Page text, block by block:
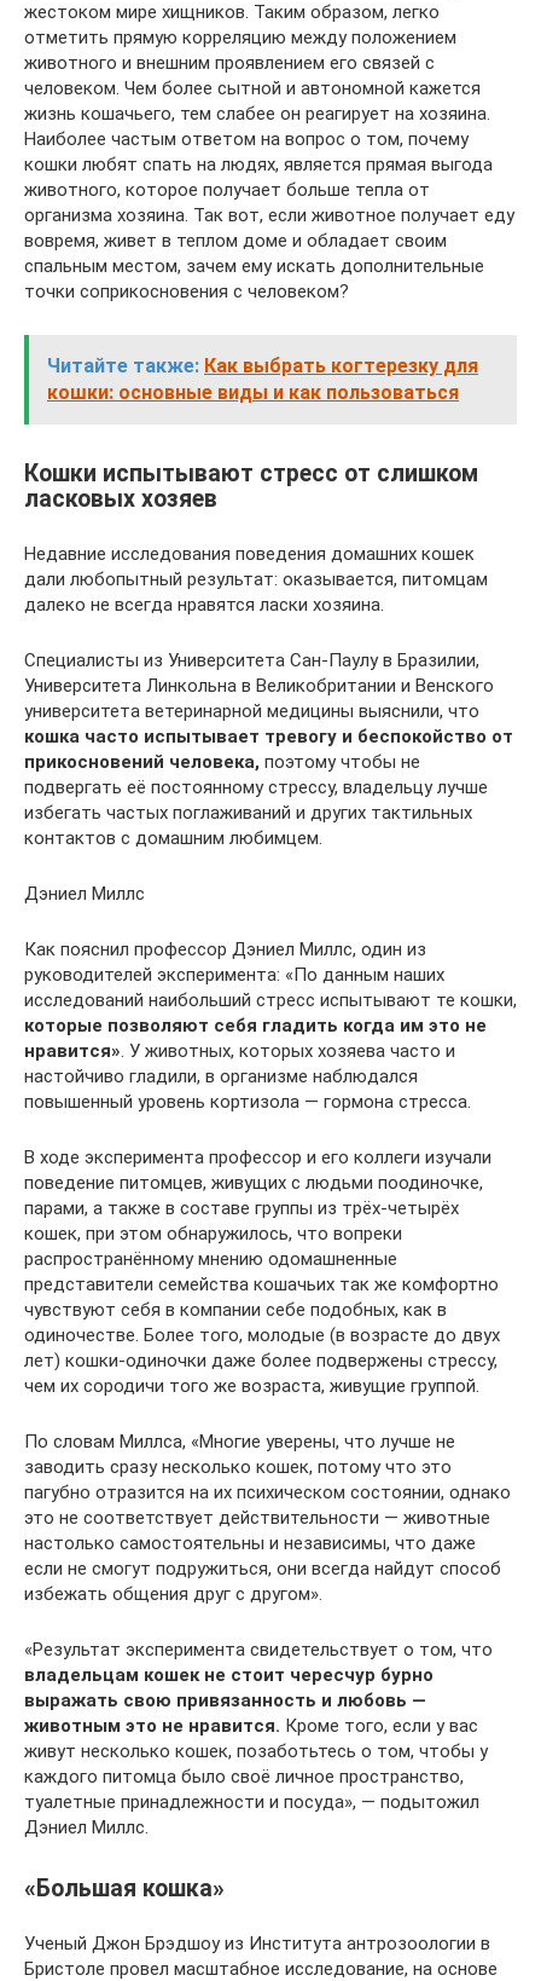
жестоком мире хищников. Таким образом, легко
отметить прямую корреляцию между положением
животного и внешним проявлением его связей с
человеком. Чем более сытной и автономной кажется
жизнь кошачьего, тем слабее он реагирует на хозяина.
Наиболее частым ответом на вопрос о том, почему
кошки любят спать на людях, является прямая выгода
животного, которое получает больше тепла от
организма хозяина. Так вот, если животное получает еду
вовремя, живет в теплом доме и обладает своим
спальным местом, зачем ему искать дополнительные
точки соприкосновения с человеком?
Читайте также: Как выбрать когтерезку для
кошки: основные виды и как пользоваться
Кошки испытывают стресс от слишком
ласковых хозяев
Недавние исследования поведения домашних кошек
дали любопытный результат: оказывается, питомцам
далеко не всегда нравятся ласки хозяина.
Специалисты из Университета Сан-Паулу в Бразилии,
Университета Линкольна в Великобритании и Венского
университета ветеринарной медицины выяснили, что
кошка часто испытывает тревогу и беспокойство от
прикосновений человека, поэтому чтобы не
подвергать её постоянному стрессу, владельцу лучше
избегать частых поглаживаний и других тактильных
контактов с домашним любимцем.
Дэниел Миллс
Как пояснил профессор Дэниел Миллс, один из
руководителей эксперимента: «По данным наших
исследований наибольший стресс испытывают те кошки,
которые позволяют себя гладить когда им это не
нравится» . У животных, которых хозяева часто и
настойчиво гладили, в организме наблюдался
повышенный уровень кортизола — гормона стресса.
В ходе эксперимента профессор и его коллеги изучали
поведение питомцев, живущих с людьми поодиночке,
парами, а также в составе группы из трёх-четырёх
кошек, при этом обнаружилось, что вопреки
распространённому мнению одомашненные
представители семейства кошачьих так же комфортно
чувствуют себя в компании себе подобных, как в
одиночестве. Более того, молодые (в возрасте до двух
лет) кошки-одиночки даже более подвержены стрессу,
чем их сородичи того же возраста, живущие группой.
По словам Миллса, «Многие уверены, что лучше не
заводить сразу несколько кошек, потому что это
пагубно отразится на их психическом состоянии, однако
это не соответствует действительности — животные
настолько самостоятельны и независимы, что даже
если не смогут подружиться, они всегда найдут способ
избежать общения друг с другом».
«Результат эксперимента свидетельствует о том, что
владельцам кошек не стоит чересчур бурно
выражать свою привязанность и любовь —
животным это не нравится. Кроме того, если у вас
живут несколько кошек, позаботьтесь о том, чтобы у
каждого питомца было своё личное пространство,
туалетные принадлежности и посуда», — подытожил
Дэниел Миллс.
«Большая кошка»
Ученый Джон Брэдшоу из Института антрозоологии в
Бристоле провел масштабное исследование, на основе